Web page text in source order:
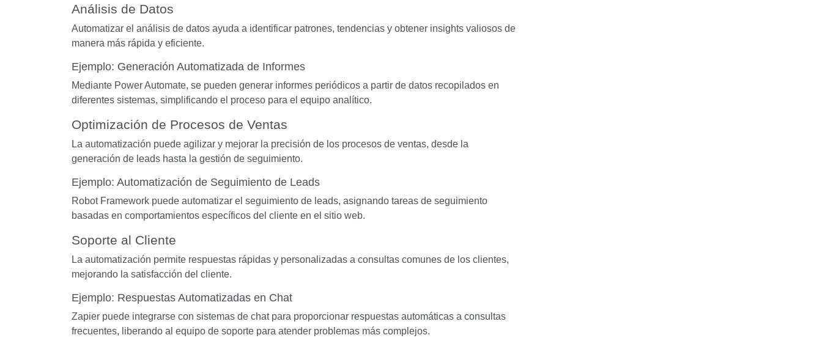
Análisis de Datos
Automatizar el análisis de datos ayuda a identificar patrones, tendencias y obtener insights valiosos de
manera más rápida y eficiente.
Ejemplo: Generación Automatizada de Informes
Mediante Power Automate, se pueden generar informes periódicos a partir de datos recopilados en
diferentes sistemas, simplificando el proceso para el equipo analítico.
Optimización de Procesos de Ventas
La automatización puede agilizar y mejorar la precisión de los procesos de ventas, desde la
generación de leads hasta la gestión de seguimiento.
Ejemplo: Automatización de Seguimiento de Leads
Robot Framework puede automatizar el seguimiento de leads, asignando tareas de seguimiento
basadas en comportamientos específicos del cliente en el sitio web.
Soporte al Cliente
La automatización permite respuestas rápidas y personalizadas a consultas comunes de los clientes,
mejorando la satisfacción del cliente.
Ejemplo: Respuestas Automatizadas en Chat
Zapier puede integrarse con sistemas de chat para proporcionar respuestas automáticas a consultas
frecuentes, liberando al equipo de soporte para atender problemas más complejos.